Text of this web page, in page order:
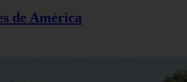
de América